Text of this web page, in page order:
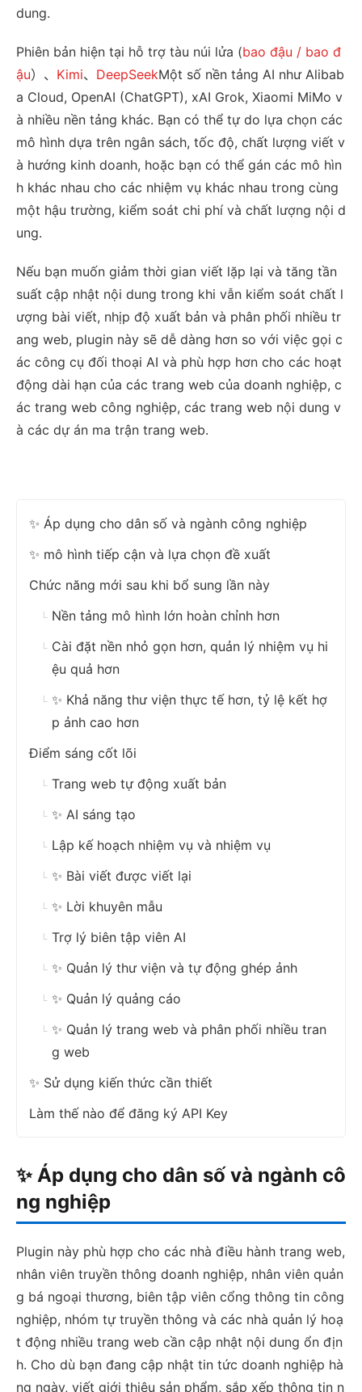
dung.
Phiên bản hiện tại hỗ trợ tàu núi lửa (bao đậu / bao đ
ậu）、 Kimi、 DeepSeekMột số nền tảng AI như Alibab
a Cloud, OpenAI (ChatGPT), xAI Grok, Xiaomi MiMo v
à nhiều nền tảng khác. Bạn có thể tự do lựa chọn các
mô hình dựa trên ngân sách, tốc độ, chất lượng viết v
à hướng kinh doanh, hoặc bạn có thể gán các mô hìn
h khác nhau cho các nhiệm vụ khác nhau trong cùng
một hậu trường, kiểm soát chi phí và chất lượng nội d
ung.
Nếu bạn muốn giảm thời gian viết lặp lại và tăng tần
suất cập nhật nội dung trong khi vẫn kiểm soát chất l
ượng bài viết, nhịp độ xuất bản và phân phối nhiều tr
ang web, plugin này sẽ dễ dàng hơn so với việc gọi c
ác công cụ đối thoại AI và phù hợp hơn cho các hoạt
động dài hạn của các trang web của doanh nghiệp, c
ác trang web công nghiệp, các trang web nội dung v
à các dự án ma trận trang web.
✨ Áp dụng cho dân số và ngành công nghiệp
✨ mô hình tiếp cận và lựa chọn đề xuất
Chức năng mới sau khi bổ sung lần này
Nền tảng mô hình lớn hoàn chỉnh hơn
Cài đặt nền nhỏ gọn hơn, quản lý nhiệm vụ hi
ệu quả hơn
✨ Khả năng thư viện thực tế hơn, tỷ lệ kết hợ
p ảnh cao hơn
Điểm sáng cốt lõi
Trang web tự động xuất bản
✨ AI sáng tạo
Lập kế hoạch nhiệm vụ và nhiệm vụ
✨ Bài viết được viết lại
✨ Lời khuyên mẫu
Trợ lý biên tập viên AI
✨ Quản lý thư viện và tự động ghép ảnh
✨ Quản lý quảng cáo
✨ Quản lý trang web và phân phối nhiều tran
g web
✨ Sử dụng kiến thức cần thiết
Làm thế nào để đăng ký API Key
✨ Áp dụng cho dân số và ngành cô
ng nghiệp
Plugin này phù hợp cho các nhà điều hành trang web,
nhân viên truyền thông doanh nghiệp, nhân viên quản
g bá ngoại thương, biên tập viên cổng thông tin công
nghiệp, nhóm tự truyền thông và các nhà quản lý hoạ
t động nhiều trang web cần cập nhật nội dung ổn địn
h. Cho dù bạn đang cập nhật tin tức doanh nghiệp hà
ng ngày, viết giới thiệu sản phẩm, sắp xếp thông tin n